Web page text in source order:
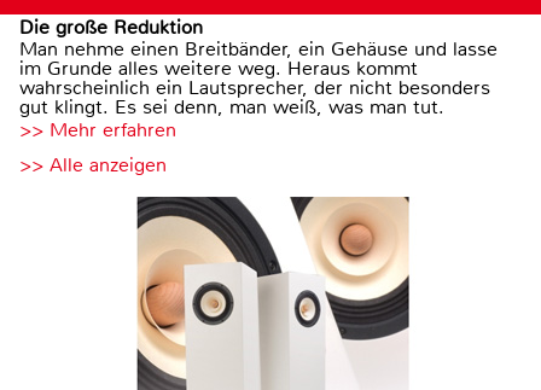
Die große Reduktion
Man nehme einen Breitbänder, ein Gehäuse und lasse
im Grunde alles weitere weg. Heraus kommt
wahrscheinlich ein Lautsprecher, der nicht besonders
gut klingt. Es sei denn, man weiß, was man tut.
>> Mehr erfahren
>> Alle anzeigen